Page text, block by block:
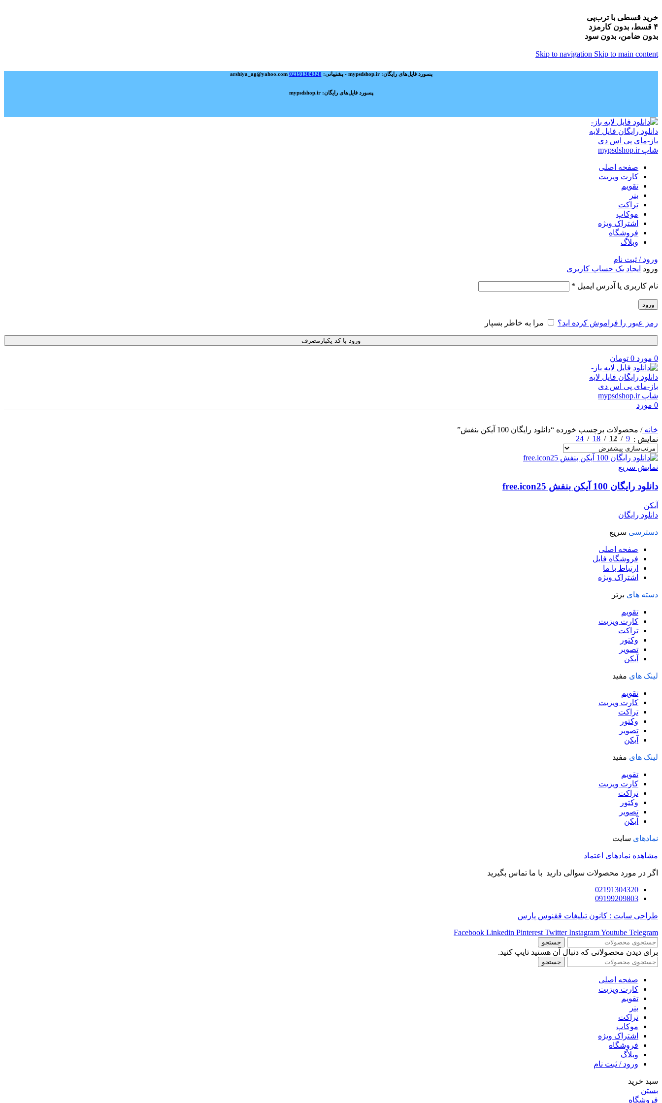
خرید قسطی با ترب‌پی
۴ قسط، بدون کارمزد
بدون ضامن، بدون سود
Skip to navigation Skip to main content
پسورد فایل‌های رایگان: mypsdshop.ir - پشتیبانی: arshiya_ag@yahoo.com 02191304320
پسورد فایل‌های رایگان: mypsdshop.ir
صفحه اصلی
کارت ویزیت
تقویم
بنر
تراکت
موکاپ
اشتراک ویژه
فروشگاه
وبلاگ
ورود / ثبت نام
ورود ایجاد یک حساب کاربری
نام کاربری یا آدرس ایمیل *
ورود
رمز عبور را فراموش کرده اید؟ مرا به خاطر بسپار
ورود با کد یکبارمصرف
0 مورد 0 تومان
0 مورد
خانه/ محصولات برچسب خورده “دانلود رایگان 100 آیکن بنفش”
نمایش
9
12
18
24
نمایش سریع
دانلود رایگان 100 آیکن بنفش free.icon25
آیکن
دانلود رایگان
دسترسی سریع
صفحه اصلی
فروشگاه فایل
ارتباط با ما
اشتراک ویژه
دسته های برتر
تقویم
کارت ویزیت
تراکت
وکتور
تصویر
آیکن
لینک های مفید
تقویم
کارت ویزیت
تراکت
وکتور
تصویر
آیکن
لینک های مفید
تقویم
کارت ویزیت
تراکت
وکتور
تصویر
آیکن
نمادهای سایت
مشاهده نمادهای اعتماد
اگر در مورد محصولات سوالی دارید با ما تماس بگیرید
02191304320
09199209803
طراحی سایت : کانون تبلیغات ققنوس پارس
Facebook Linkedin Pinterest Twitter InstagramYoutube Telegram
جستجو
برای دیدن محصولاتی که دنبال آن هستید تایپ کنید.
جستجو
صفحه اصلی
کارت ویزیت
تقویم
بنر
تراکت
موکاپ
اشتراک ویژه
فروشگاه
وبلاگ
ورود / ثبت نام
سبد خرید
بستن
فروشگاه